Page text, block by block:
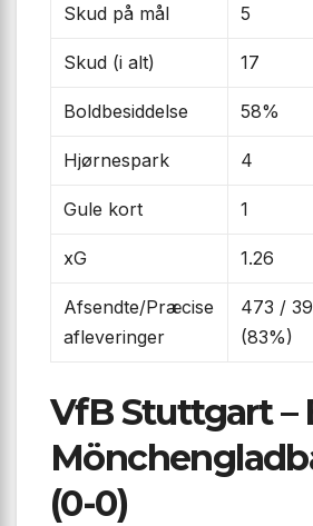
Skud på mål 5
Skud (i alt) 17
Boldbesiddelse 58%
Hjørnespark 4
Gule kort 1
xG 1.26
Afsendte/Præcise
afleveringer
473 /
(83%)
VfB Stuttgart –
(0-0)